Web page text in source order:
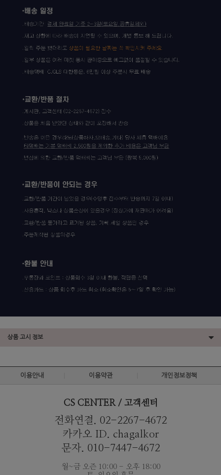
상품 고시 정보
이용안내 이용약관 개인정보정책
CS CENTER / 고객센터
전화연결. 02-2267-4672
카카오 ID. chagalkor
문자. 010-7447-4672
월~금 오즌 10:00 - 오후 18:00